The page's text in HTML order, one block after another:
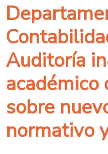
Auditoría
académico
sobre
normativo